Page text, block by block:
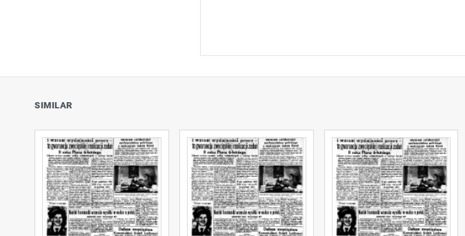
SIMILAR